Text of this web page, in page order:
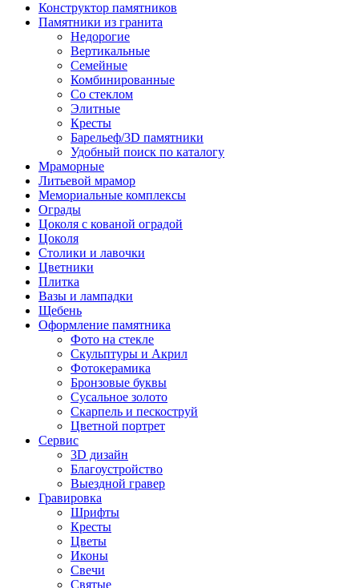
Конструктор памятников
Памятники из гранита
Недорогие
Вертикальные
Семейные
Комбинированные
Со стеклом
Элитные
Кресты
Барельеф/3D памятники
Удобный поиск по каталогу
Мраморные
Литьевой мрамор
Мемориальные комплексы
Ограды
Цоколя с кованой оградой
Цоколя
Столики и лавочки
Цветники
Плитка
Вазы и лампадки
Щебень
Оформление памятника
Фото на стекле
Скульптуры и Акрил
Фотокерамика
Бронзовые буквы
Сусальное золото
Скарпель и пескоструй
Цветной портрет
Сервис
3D дизайн
Благоустройство
Выездной гравер
Гравировка
Шрифты
Кресты
Цветы
Иконы
Свечи
Святые